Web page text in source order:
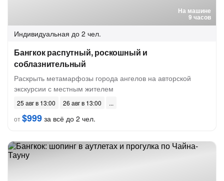
На машине
9 часов
Индивидуальная до 2 чел.
Бангкок распутный, роскошный и
соблазнительный
Раскрыть метамарфозы города ангелов на авторской
экскурсии с местным жителем
25 авг в 13:00
26 авг в 13:00
от$999 за всё до 2 чел.